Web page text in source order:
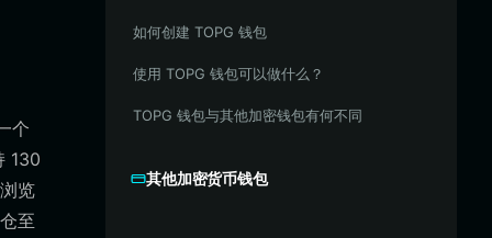
个
130
览
至
如何创建 TOPG 钱包
使用 TOPG 钱包可以做什么？
TOPG 钱包与其他加密钱包有何不同
其他加密货币钱包